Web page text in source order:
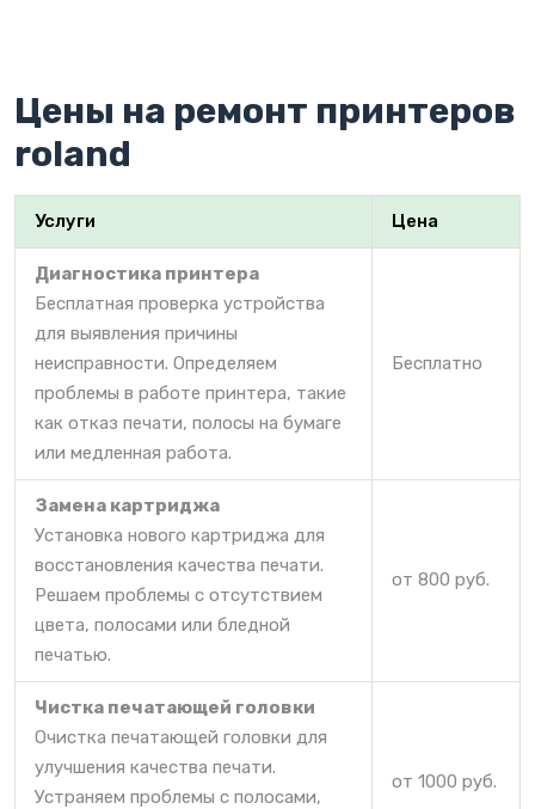
Цены на ремонт принтеров
roland
Услуги Цена
Диагностика принтера
Бесплатная проверка устройства
для выявления причины
неисправности. Определяем
проблемы в работе принтера, такие
как отказ печати, полосы на бумаге
или медленная работа.
Бесплатно
Замена картриджа
Установка нового картриджа для
восстановления качества печати.
Решаем проблемы с отсутствием
цвета, полосами или бледной
печатью.
от 800 руб.
Чистка печатающей головки
Очистка печатающей головки для
улучшения качества печати.
Устраняем проблемы с полосами,
от 1000 руб.